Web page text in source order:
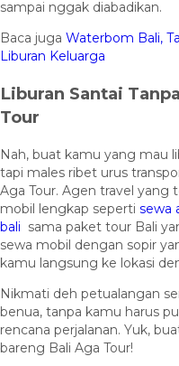
sampai nggak diabadikan.
Baca juga Waterbom Bali,
Liburan Keluarga
Liburan Santai
Tour
Nah, buat kamu yang mau
tapi males ribet urus
Aga Tour. Agen travel yang
mobil lengkap seperti sewa
bali sama paket tour Bali
sewa mobil dengan sopir
kamu langsung ke lokasi
Nikmati deh petualangan
benua, tanpa kamu harus
rencana perjalanan. Yuk,
bareng Bali Aga Tour!